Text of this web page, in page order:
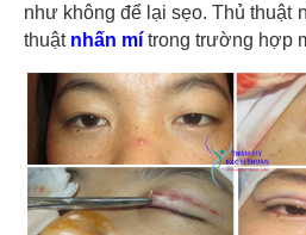
như không để lại sẹo. Thủ thuật
thuật nhấn mí trong trường hợp